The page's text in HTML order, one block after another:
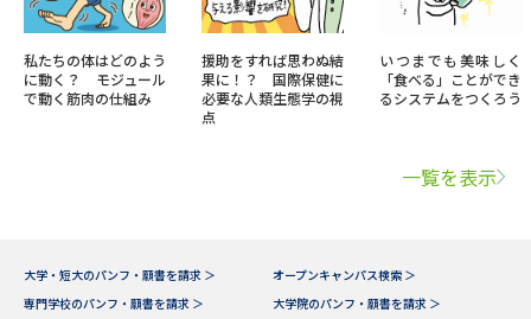
私たちの体はどのよう
に動く？ モジュール
で動く筋肉の仕組み
援助をすれば思わぬ結
果に！？ 国際保健に
必要な人類生態学の視
点
いつまでも美味しく
「食べる」ことができ
るシステムをつくろう
一覧を表示
大学・短大のパンフ・願書を請求 ＞
オープンキャンパス検索 ＞
専門学校のパンフ・願書を請求 ＞
大学院のパンフ・願書を請求 ＞